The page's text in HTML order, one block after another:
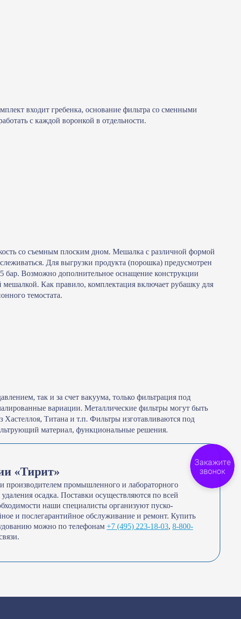
входит гребенка, основание фильтра со сменными
с каждой воронкой в отдельности.
со съемным плоским дном. Мешалка с различной формой
Для выгрузки продукта (порошка) предусмотрен
Возможно дополнительное оснащение конструкции
Как правило, комплектация включает рубашку для
темостата.
так и за счет вакуума, только фильтрация под
вариации. Металлические фильтры могут быть
Титана и т.п. Фильтры изготавливаются под
материал, функциональные решения.
«Тирит»
производителем промышленного и лабораторного
осадка. Поставки осуществляются по всей
наши специалисты организуют пуско-
и послегарантийное обслуживание и ремонт. Купить
можно по телефонам +7 (495) 223-18-03, 8-800-
Закажите
звонок